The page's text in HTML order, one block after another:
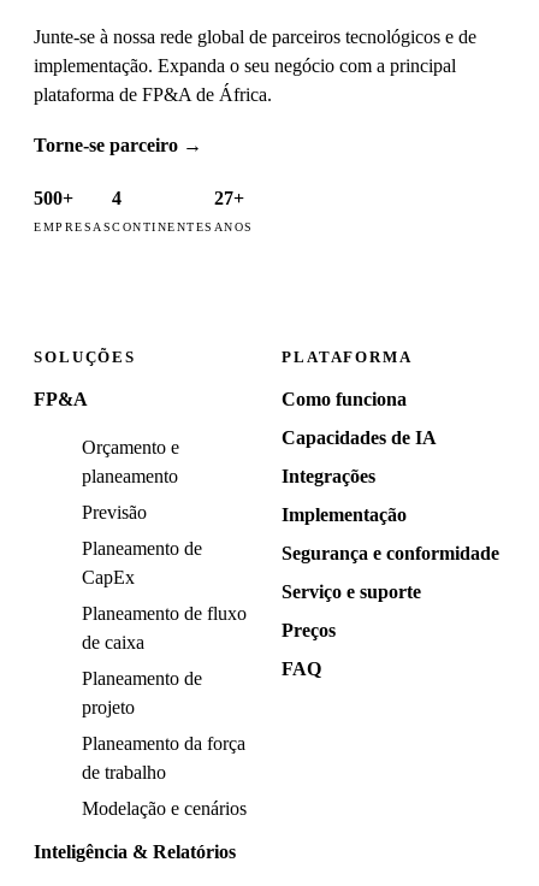
Junte-se à nossa rede global de parceiros tecnológicos e de
implementação. Expanda o seu negócio com a principal
plataforma de FP&A de África.
Torne-se parceiro →
500+
EMPRESAS
4
CONTINENTES
27+
ANOS
SOLUÇÕES
FP&A
Orçamento e
planeamento
Previsão
Planeamento de
CapEx
Planeamento de fluxo
de caixa
Planeamento de
projeto
Planeamento da força
de trabalho
Modelação e cenários
Inteligência & Relatórios
PLATAFORMA
Como funciona
Capacidades de IA
Integrações
Implementação
Segurança e conformidade
Serviço e suporte
Preços
FAQ